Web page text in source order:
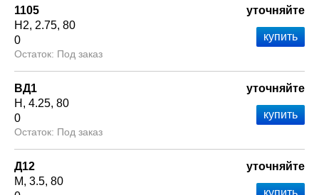
1105
Н2 2.75 80
0
Под заказ
уточняйте
ВД1
Н
4.25 80
0
Под заказ
уточняйте
Д12
М 3.5 80
уточняйте